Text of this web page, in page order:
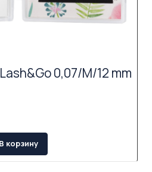
0,07/M/12 mm
В корзину